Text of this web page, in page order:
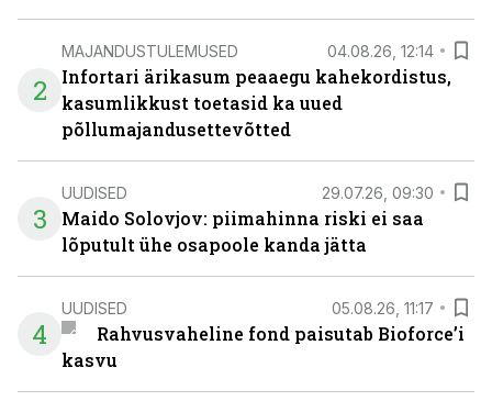
2
MAJANDUSTULEMUSED 04.08.26, 12:14
Infortari ärikasum peaaegu kahekordistus,
kasumlikkust toetasid ka uued
põllumajandusettevõtted
3
UUDISED 29.07.26, 09:30
Maido Solovjov: piimahinna riski ei saa
lõputult ühe osapoole kanda jätta
4
UUDISED 05.08.26, 11:17
Rahvusvaheline fond paisutab Bioforce’i
kasvu